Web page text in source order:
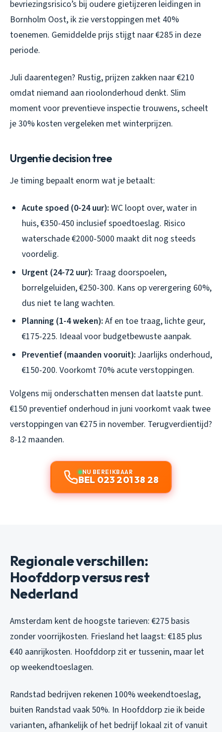
bevriezingsrisico’s bij oudere gietijzeren leidingen in
Bornholm Oost, ik zie verstoppingen met 40%
toenemen. Gemiddelde prijs stijgt naar €285 in deze
periode.
Juli daarentegen? Rustig, prijzen zakken naar €210
omdat niemand aan rioolonderhoud denkt. Slim
moment voor preventieve inspectie trouwens, scheelt
je 30% kosten vergeleken met winterprijzen.
Urgentie decision tree
Je timing bepaalt enorm wat je betaalt:
Acute spoed (0-24 uur): WC loopt over, water in
huis, €350-450 inclusief spoedtoeslag. Risico
waterschade €2000-5000 maakt dit nog steeds
voordelig.
Urgent (24-72 uur): Traag doorspoelen,
borrelgeluiden, €250-300. Kans op verergering 60%,
dus niet te lang wachten.
Planning (1-4 weken): Af en toe traag, lichte geur,
€175-225. Ideaal voor budgetbewuste aanpak.
Preventief (maanden vooruit): Jaarlijks onderhoud,
€150-200. Voorkomt 70% acute verstoppingen.
Volgens mij onderschatten mensen dat laatste punt.
€150 preventief onderhoud in juni voorkomt vaak twee
verstoppingen van €275 in november. Terugverdientijd?
8-12 maanden.
NU BEREIKBAAR
BEL 023 201 38 28
Regionale verschillen:
Hoofddorp versus rest
Nederland
Amsterdam kent de hoogste tarieven: €275 basis
zonder voorrijkosten. Friesland het laagst: €185 plus
€40 aanrijkosten. Hoofddorp zit er tussenin, maar let
op weekendtoeslagen.
Randstad bedrijven rekenen 100% weekendtoeslag,
buiten Randstad vaak 50%. In Hoofddorp zie ik beide
varianten, afhankelijk of het bedrijf lokaal zit of vanuit